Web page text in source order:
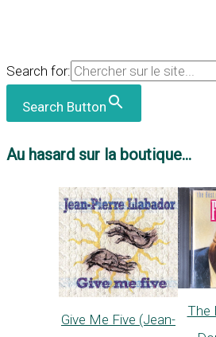
Search for:
Search Button
Au hasard sur la boutique...
Give Me Five (Jean-
The